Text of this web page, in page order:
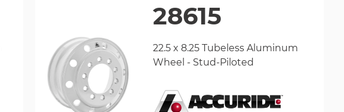
28615
22.5 x 8.25 Tubeless Aluminum
Wheel - Stud-Piloted